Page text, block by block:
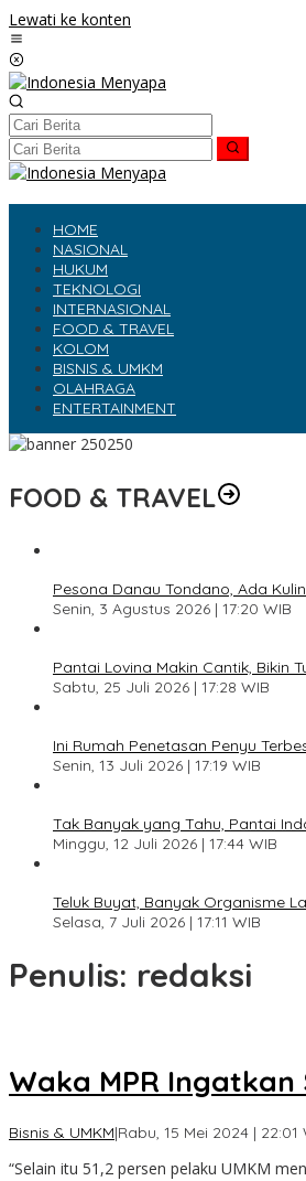
Lewati ke konten
HOME
NASIONAL
HUKUM
TEKNOLOGI
INTERNASIONAL
FOOD & TRAVEL
KOLOM
BISNIS & UMKM
OLAHRAGA
ENTERTAINMENT
FOOD & TRAVEL
Pesona Danau Tondano, Ada
Senin, 3 Agustus 2026 | 17:20 WIB
Pantai Lovina Makin Cantik, Bikin
Sabtu, 25 Juli 2026 | 17:28 WIB
Ini Rumah Penetasan Penyu
Senin, 13 Juli 2026 | 17:19 WIB
Tak Banyak yang Tahu, Pantai
Minggu, 12 Juli 2026 | 17:44 WIB
Teluk Buyat, Banyak Organisme
Selasa, 7 Juli 2026 | 17:11 WIB
Penulis: redaksi
Waka MPR
Bisnis & UMKM|Rabu, 15 Mei 2024 | 22:01
“Selain itu 51,2 persen pelaku UMKM